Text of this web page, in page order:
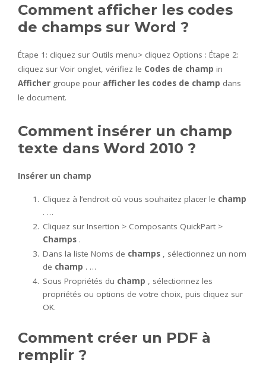
Comment afficher les codes
de champs sur Word ?
Étape 1: cliquez sur Outils menu> cliquez Options : Étape 2:
cliquez sur Voir onglet, vérifiez le Codes de champ in
Afficher groupe pour afficher les codes de champ dans
le document.
Comment insérer un champ
texte dans Word 2010 ?
Insérer un champ
Cliquez à l’endroit où vous souhaitez placer le champ
. …
Cliquez sur Insertion > Composants QuickPart >
Champs .
Dans la liste Noms de champs , sélectionnez un nom
de champ . …
Sous Propriétés du champ , sélectionnez les
propriétés ou options de votre choix, puis cliquez sur
OK.
Comment créer un PDF à
remplir ?